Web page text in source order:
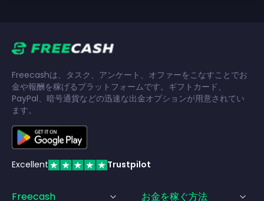
Freecashは、タスク、アンケート、オファーをこなすことでお
金や報酬を稼げるプラットフォームです。ギフトカード、
PayPal、暗号通貨などの迅速な出金オプションが用意されてい
ます。
Excellent Trustpilot
Freecash お金を稼ぐ方法